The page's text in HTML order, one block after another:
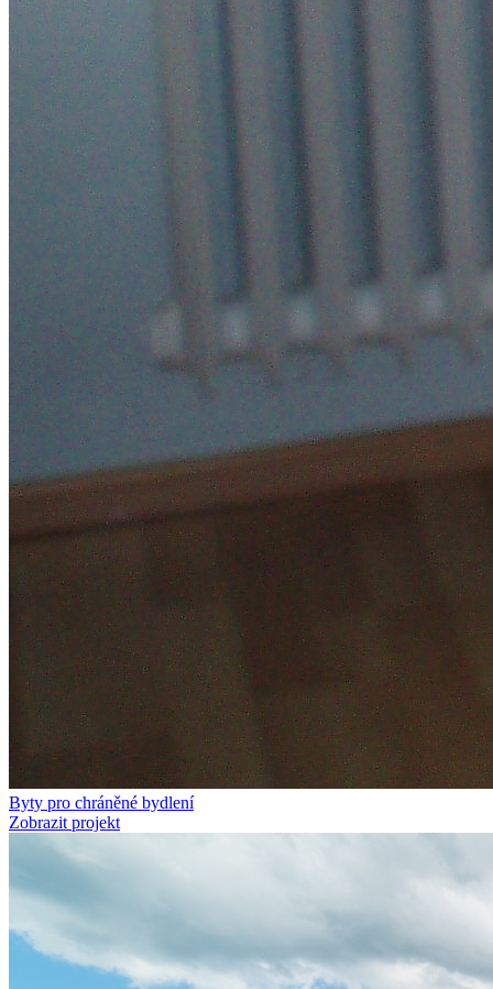
Byty pro chráněné bydlení
Zobrazit projekt